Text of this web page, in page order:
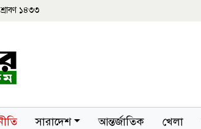
১৪৩৩
সারাদেশ আন্তর্জাতিক খেলা